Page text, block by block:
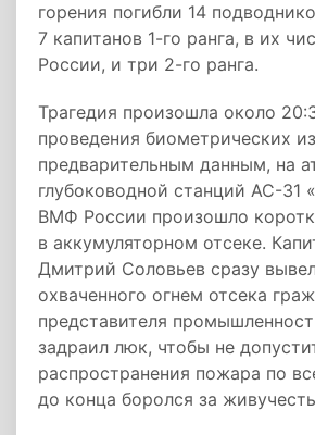
горения погибли 14
7 капитанов 1-го ранга, в их
России, и три 2-го ранга.
Трагедия произошла около
проведения биометрических
предварительным данным, на
глубоководной станций АС-31
ВМФ России произошло
в аккумуляторном отсеке.
Дмитрий Соловьев сразу
охваченного огнем отсека
представителя
задраил люк, чтобы не
распространения пожара по
до конца боролся за